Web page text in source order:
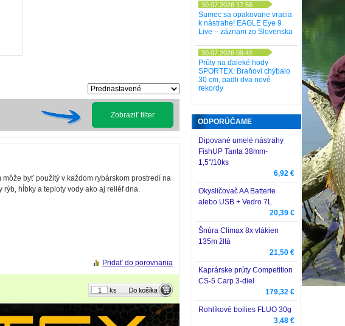
Zobraziť filter
byť použitý v každom rybárskom prostredí na
hĺbky a teploty vody ako aj reliéf dna.
Pridať do porovnania
ks
30.07.2026 17:56
Sumec sa opakovane vracia
k nástrahe! EAGLE Eye 9
Live – záznam zo Slovenska
30.07.2026 09:42
Prúty na ďaleké hody
SPORTEX: Braňovi chýbalo
30 cm, padli dva nové
rekordy
ODPORÚČAME
Dipované umelé nástrahy
FishUP Tanta 38mm-
1,5"/10ks
6,92 €
Okysličovač AA Batterie
alebo USB + Vedro 7L
20,39 €
Šnúra Climax 8x vlákien
135m žltá
21,50 €
Kaprárske prúty Competition
CS-5 Carp 3-diel
179,32 €
Rohlíkové boilies FLUO 30g
3,48 €